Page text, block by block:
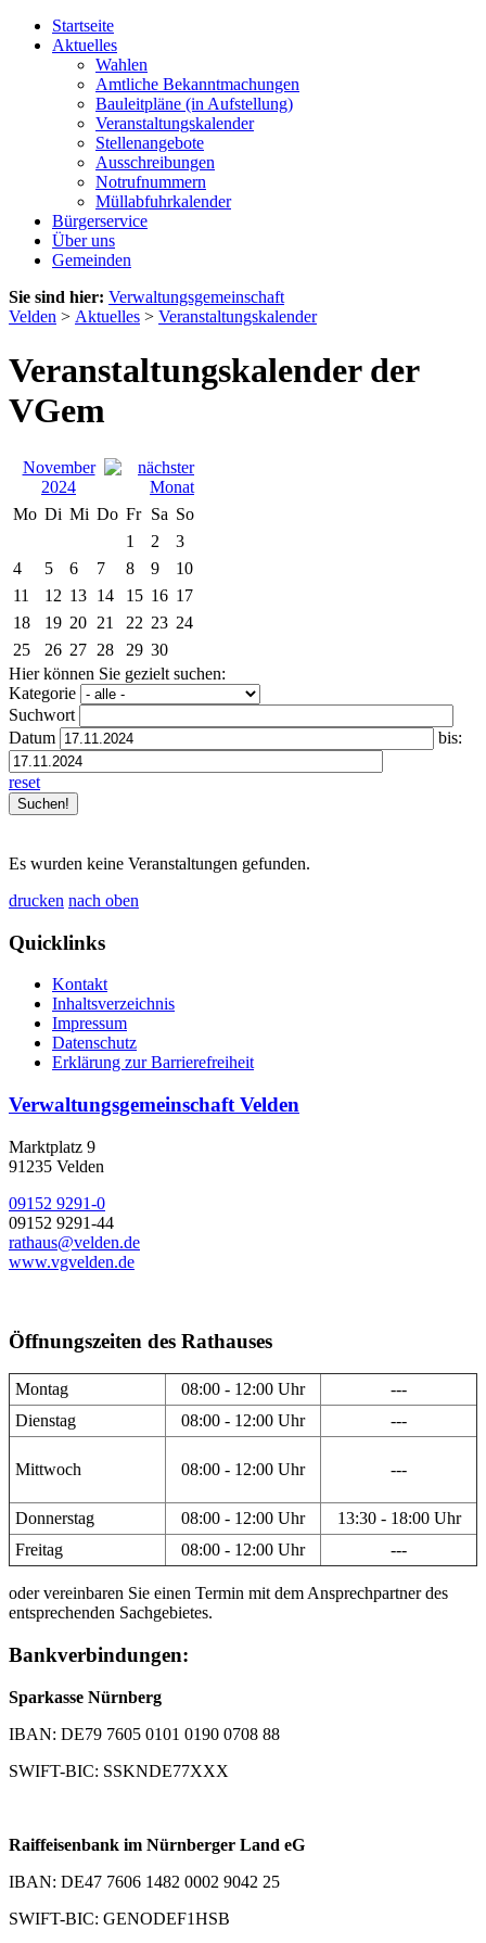
Startseite
Aktuelles
Wahlen
Amtliche Bekanntmachungen
Bauleitpläne (in Aufstellung)
Veranstaltungskalender
Stellenangebote
Ausschreibungen
Notrufnummern
Müllabfuhrkalender
Bürgerservice
Über uns
Gemeinden
Sie sind hier: Verwaltungsgemeinschaft
Velden > Aktuelles > Veranstaltungskalender
Veranstaltungskalender der
VGem
November
2024
Mo Di Mi Do Fr Sa So
1
2
3
4
5 6 7 8 9
10
11
12 13 14 15 16 17
18
19 20 21 22 23 24
25
26 27 28 29 30
Hier können Sie gezielt suchen:
Kategorie
Suchwort
Datum
bis:
reset
Es wurden keine Veranstaltungen gefunden.
drucken nach oben
Quicklinks
Kontakt
Inhaltsverzeichnis
Impressum
Datenschutz
Erklärung zur Barrierefreiheit
Verwaltungsgemeinschaft Velden
Marktplatz 9
91235 Velden
09152 9291-0
09152 9291-44
rathaus@velden.de
www.vgvelden.de
Öffnungszeiten des Rathauses
Montag 08:00 - 12:00 Uhr
---
Dienstag
08:00 - 12:00 Uhr ---
Mittwoch 08:00 - 12:00 Uhr ---
Donnerstag 08:00 - 12:00 Uhr
13:30 - 18:00 Uhr
Freitag
08:00 - 12:00 Uhr ---
oder vereinbaren Sie einen Termin mit dem Ansprechpartner des
entsprechenden Sachgebietes.
Bankverbindungen:
Sparkasse Nürnberg
IBAN: DE79 7605 0101 0190 0708 88
SWIFT-BIC: SSKNDE77XXX
Raiffeisenbank im Nürnberger Land eG
IBAN: DE47 7606 1482 0002 9042 25
SWIFT-BIC: GENODEF1HSB